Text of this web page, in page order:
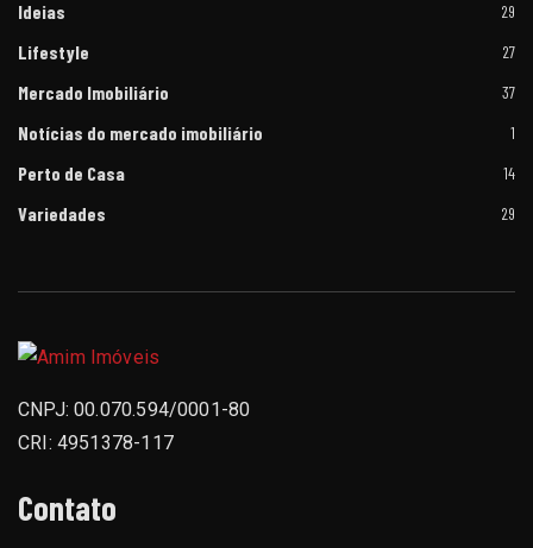
Ideias 29
Lifestyle 27
Mercado Imobiliário 37
Notícias do mercado imobiliário 1
Perto de Casa 14
Variedades 29
CNPJ: 00.070.594/0001-80
CRI: 4951378-117
Contato